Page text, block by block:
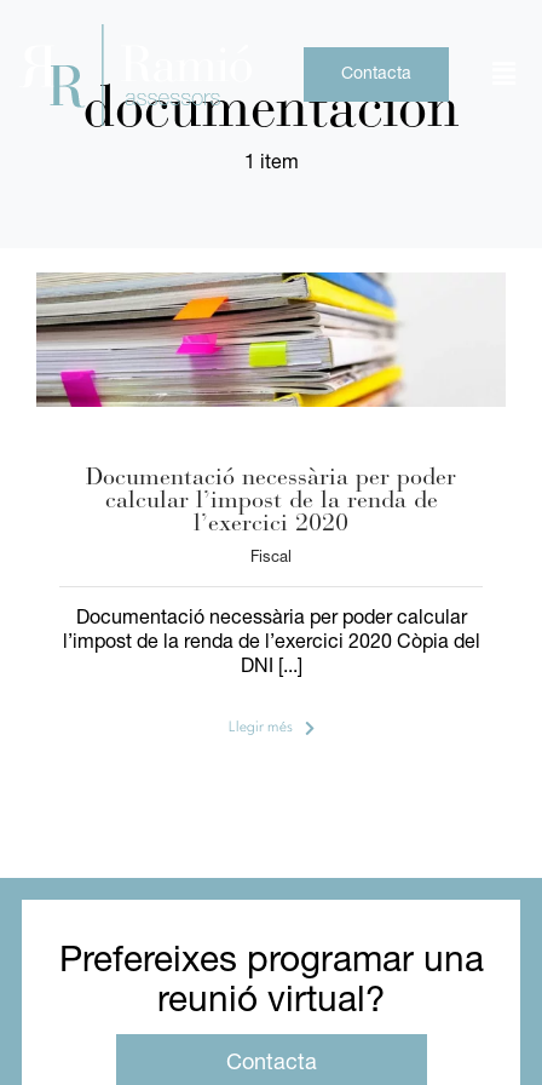
Contacta
documentacion
1 item
Documentació necessària per poder
calcular l’impost de la renda de
l’exercici 2020
Fiscal
Documentació necessària per poder calcular
l’impost de la renda de l’exercici 2020 Còpia del
DNI [...]
Llegir més
Prefereixes programar una
reunió virtual?
Contacta